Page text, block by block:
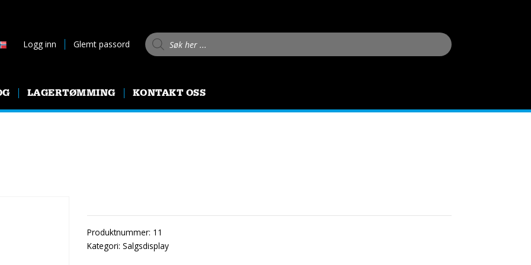
Logg inn Glemt passord
Products search
LAGERTØMMING KONTAKT OSS
Produktnummer: 11
Kategori: Salgsdisplay